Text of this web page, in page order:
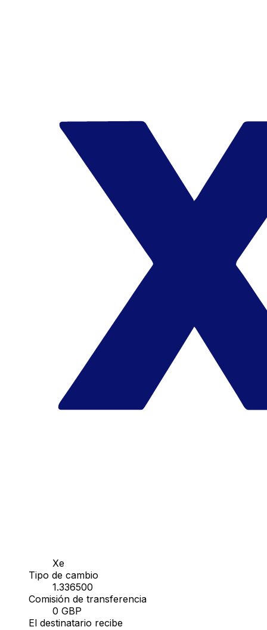
Xe
Tipo de cambio
1.336500
Comisión de transferencia
0 GBP
El destinatario recibe